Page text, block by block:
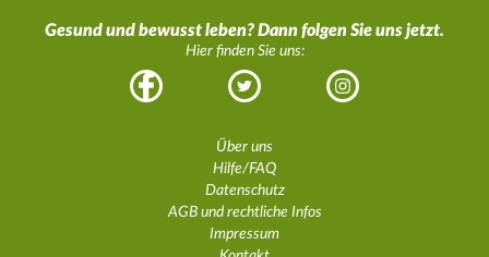
Gesund und bewusst leben? Dann folgen Sie uns jetzt.
Hier finden Sie uns:
Facebook Twitter Instagram
Über uns
Hilfe/FAQ
Datenschutz
AGB und rechtliche Infos
Impressum